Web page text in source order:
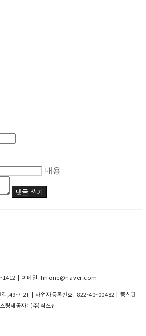
내용
댓글 쓰기
1412 | 이메일: lihone@naver.com
길,49-7 2F | 사업자등록번호: 822-40-00482 | 통신판
팅제공자: (주)식스샵